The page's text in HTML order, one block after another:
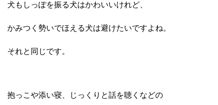
犬もしっぽを振る犬はかわいいけれど、
かみつく勢いでほえる犬は避けたいですよね。
それと同じです。
抱っこや添い寝、じっくりと話を聴くなどの